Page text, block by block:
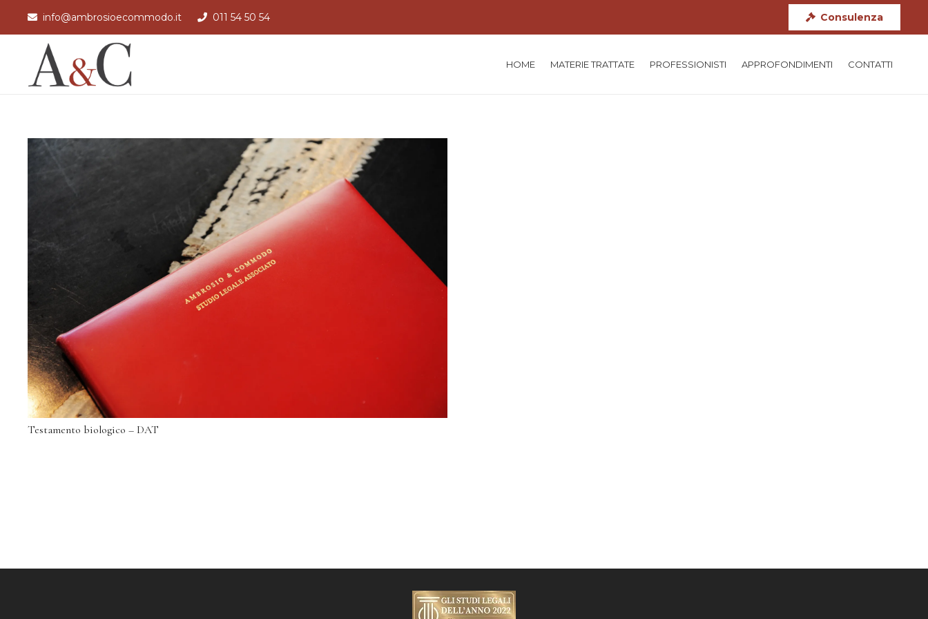
info@ambrosioecommodo.it 011 54 50 54 Consulenza
HOME MATERIE TRATTATE PROFESSIONISTI APPROFONDIMENTI CONTATTI
Testamento biologico – DAT